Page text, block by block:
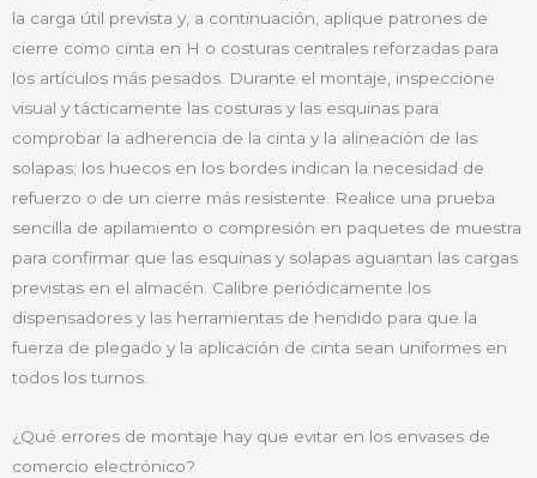
la carga útil prevista y, a continuación, aplique patrones de
cierre como cinta en H o costuras centrales reforzadas para
los artículos más pesados. Durante el montaje, inspeccione
visual y tácticamente las costuras y las esquinas para
comprobar la adherencia de la cinta y la alineación de las
solapas; los huecos en los bordes indican la necesidad de
refuerzo o de un cierre más resistente. Realice una prueba
sencilla de apilamiento o compresión en paquetes de muestra
para confirmar que las esquinas y solapas aguantan las cargas
previstas en el almacén. Calibre periódicamente los
dispensadores y las herramientas de hendido para que la
fuerza de plegado y la aplicación de cinta sean uniformes en
todos los turnos.
¿Qué errores de montaje hay que evitar en los envases de
comercio electrónico?